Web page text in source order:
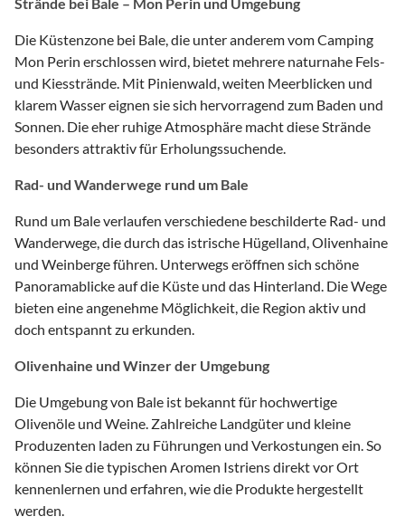
Die Küstenzone bei Bale, die unter anderem vom Camping
Mon Perin erschlossen wird, bietet mehrere naturnahe Fels-
und Kiesstrände. Mit Pinienwald, weiten Meerblicken und
klarem Wasser eignen sie sich hervorragend zum Baden und
Sonnen. Die eher ruhige Atmosphäre macht diese Strände
besonders attraktiv für Erholungssuchende.
Rad- und Wanderwege rund um Bale
Rund um Bale verlaufen verschiedene beschilderte Rad- und
Wanderwege, die durch das istrische Hügelland, Olivenhaine
und Weinberge führen. Unterwegs eröffnen sich schöne
Panoramablicke auf die Küste und das Hinterland. Die Wege
bieten eine angenehme Möglichkeit, die Region aktiv und
doch entspannt zu erkunden.
Olivenhaine und Winzer der Umgebung
Die Umgebung von Bale ist bekannt für hochwertige
Olivenöle und Weine. Zahlreiche Landgüter und kleine
Produzenten laden zu Führungen und Verkostungen ein. So
können Sie die typischen Aromen Istriens direkt vor Ort
kennenlernen und erfahren, wie die Produkte hergestellt
werden.